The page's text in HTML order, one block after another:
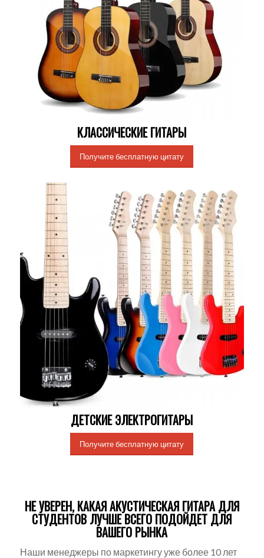
КЛАССИЧЕСКИЕ ГИТАРЫ
Получите бесплатную цитату
ДЕТСКИЕ ЭЛЕКТРОГИТАРЫ
Получите бесплатную цитату
НЕ УВЕРЕН, КАКАЯ АКУСТИЧЕСКАЯ ГИТАРА ДЛЯ
СТУДЕНТОВ ЛУЧШЕ ВСЕГО ПОДОЙДЕТ ДЛЯ
ВАШЕГО РЫНКА
Наши менеджеры по маркетингу уже более 10 лет